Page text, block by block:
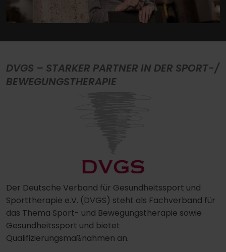
DVGS – STARKER PARTNER IN DER SPORT-/
BEWEGUNGSTHERAPIE
Der Deutsche Verband für Gesundheitssport und
Sporttherapie e.V. (DVGS) steht als Fachverband für
das Thema Sport- und Bewegungstherapie sowie
Gesundheitssport und bietet
Qualifizierungsmaßnahmen an.